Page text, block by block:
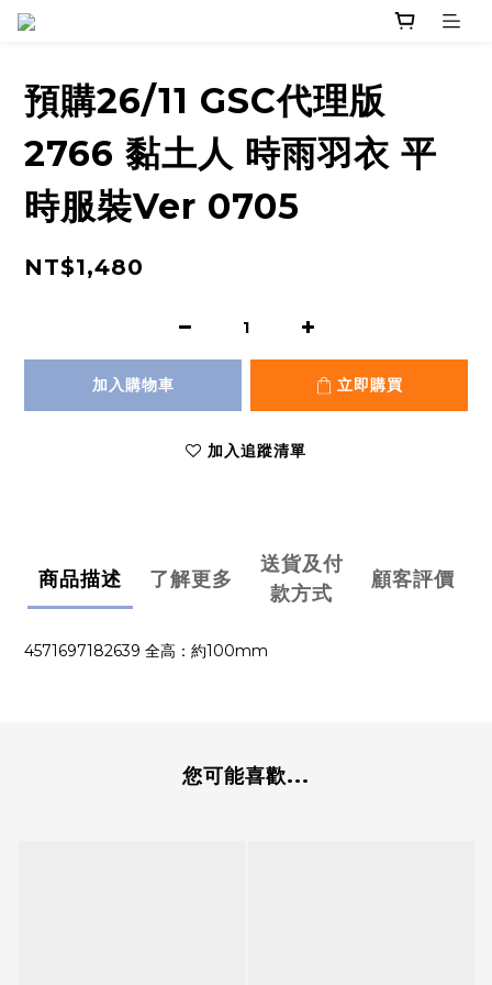
預購26/11 GSC代理版
2766 黏土人 時雨羽衣 平
時服裝Ver 0705
NT$1,480
加入購物車 立即購買
加入追蹤清單
商品描述 了解更多
送貨及付
款方式
顧客評價
4571697182639 全高：約100mm
您可能喜歡...